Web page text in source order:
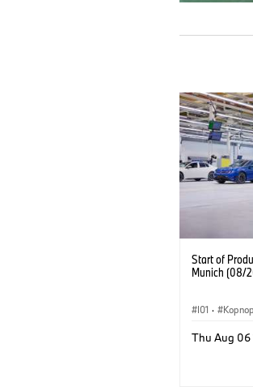
Start of
Munich (08/
I01 ·
Локации
Thu Aug 06